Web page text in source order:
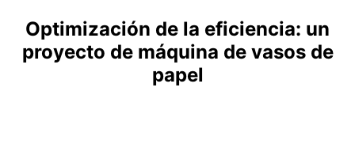
Optimización de la eficiencia: un
proyecto de máquina de vasos de
papel